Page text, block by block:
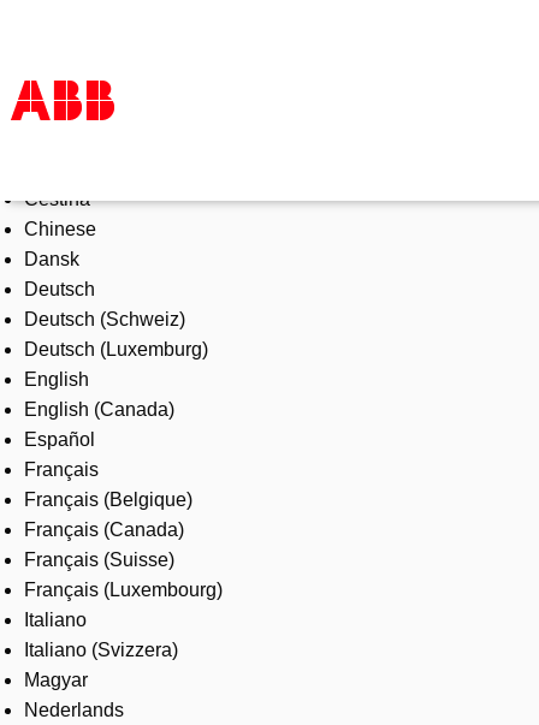
Products & Solutions
Industries
Services
About us
Where to buy
Contact us
Careers
Čeština
Chinese
Dansk
Deutsch
Deutsch (Schweiz)
Deutsch (Luxemburg)
English
English (Canada)
Español
Français
Français (Belgique)
Français (Canada)
Français (Suisse)
Français (Luxembourg)
Italiano
Italiano (Svizzera)
Magyar
Nederlands